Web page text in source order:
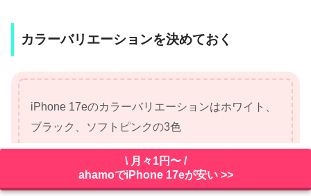
カラーバリエーションを決めておく
iPhone 17eのカラーバリエーションはホワイト、
ブラック、ソフトピンクの3色
\ 月々1円〜 /
ahamoでiPhone 17eが安い >>